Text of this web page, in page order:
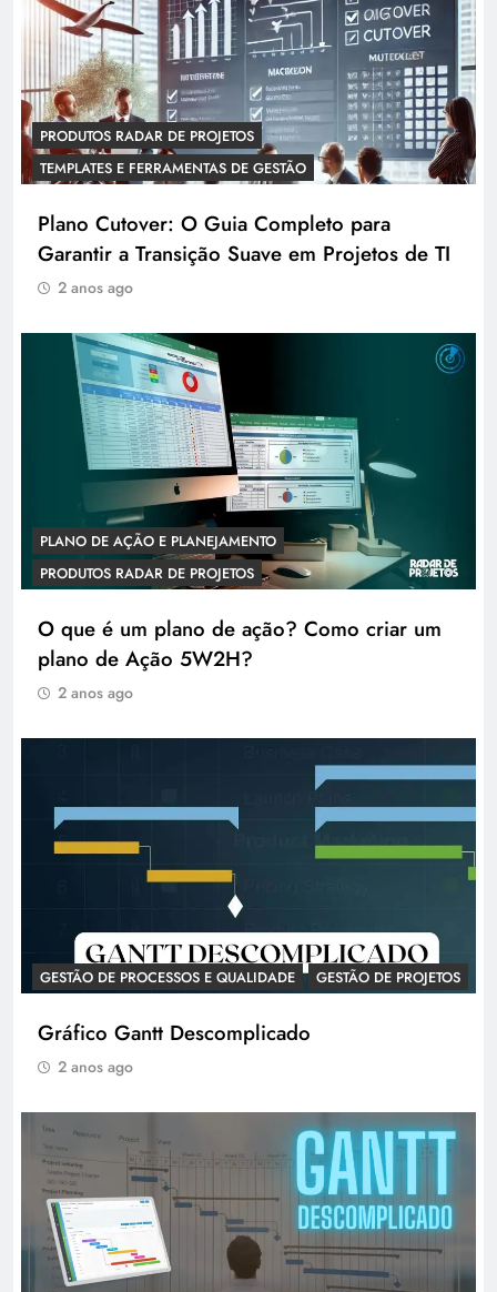
PRODUTOS RADAR DE PROJETOS
TEMPLATES E FERRAMENTAS DE GESTÃO
Plano Cutover: O Guia Completo para
Garantir a Transição Suave em Projetos de TI
2 anos ago
PLANO DE AÇÃO E PLANEJAMENTO
PRODUTOS RADAR DE PROJETOS
O que é um plano de ação? Como criar um
plano de Ação 5W2H?
2 anos ago
GESTÃO DE PROCESSOS E QUALIDADE GESTÃO DE PROJETOS
Gráfico Gantt Descomplicado
2 anos ago